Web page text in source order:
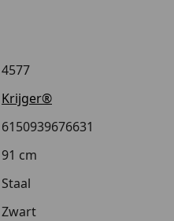
4577
Krijger®
6150939676631
91 cm
Staal
Zwart